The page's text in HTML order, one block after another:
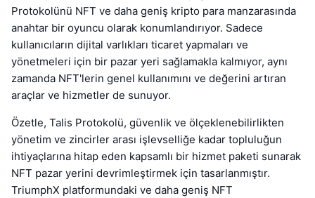
Protokolünü NFT ve daha geniş kripto para manzarasında
anahtar bir oyuncu olarak konumlandırıyor. Sadece
kullanıcıların dijital varlıkları ticaret yapmaları ve
yönetmeleri için bir pazar yeri sağlamakla kalmıyor, aynı
zamanda NFT'lerin genel kullanımını ve değerini artıran
araçlar ve hizmetler de sunuyor.
Özetle, Talis Protokolü, güvenlik ve ölçeklenebilirlikten
yönetim ve zincirler arası işlevselliğe kadar topluluğun
ihtiyaçlarına hitap eden kapsamlı bir hizmet paketi sunarak
NFT pazar yerini devrimleştirmek için tasarlanmıştır.
TriumphX platformundaki ve daha geniş NFT